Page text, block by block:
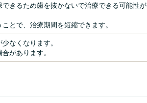
できるため歯を抜かないで治療できる可能性が
とで、治療期間を短縮できます。
なくなります。
があります。